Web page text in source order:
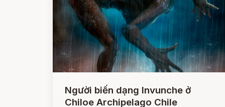
Người biến dạng Invunche ở
Chiloe Archipelago Chile